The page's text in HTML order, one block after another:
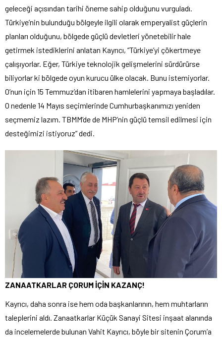
geleceği açısından tarihi öneme sahip olduğunu vurguladı.
Türkiye’nin bulunduğu bölgeyle ilgili olarak emperyalist güçlerin
planları olduğunu, bölgede güçlü devletleri yönetebilir hale
getirmek istediklerini anlatan Kayrıcı, “Türkiye’yi çökertmeye
çalışıyorlar. Eğer, Türkiye teknolojik gelişmelerini sürdürürse
biliyorlar ki bölgede oyun kurucu ülke olacak. Bunu istemiyorlar.
O’nun için 15 Temmuz’dan itibaren hamlelerini yapmaya başladılar.
O nedenle 14 Mayıs seçimlerinde Cumhurbaşkanımızı yeniden
seçmemiz lazım. TBMM’de de MHP’nin güçlü temsil edilmesi için
desteğimizi istiyoruz” dedi.
ZANAATKARLAR ÇORUM İÇİN KAZANÇ!
Kayrıcı, daha sonra ise hem oda başkanlarının, hem muhtarların
taleplerini aldı. Zanaatkarlar Küçük Sanayi Sitesi inşaat alanında
da incelemelerde bulunan Vahit Kayrıcı, böyle bir sitenin Çorum’a